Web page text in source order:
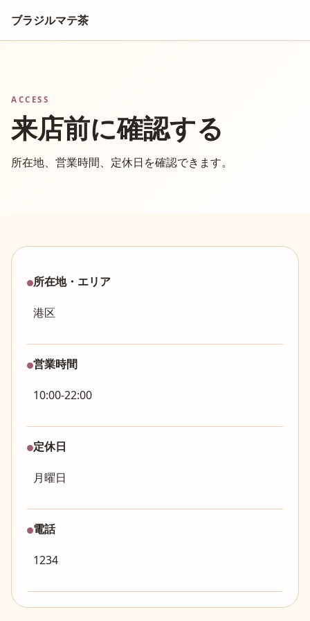
ブラジルマテ茶
ACCESS
来店前に確認する
所在地、営業時間、定休日を確認できます。
所在地・エリア
港区
営業時間
10:00-22:00
定休日
月曜日
電話
1234